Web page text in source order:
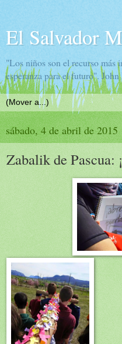
El Salvador
"Los niños son el recurso más
esperanza para el futuro".
sábado, 4 de abril de 2015
Zabalik de Pascua: